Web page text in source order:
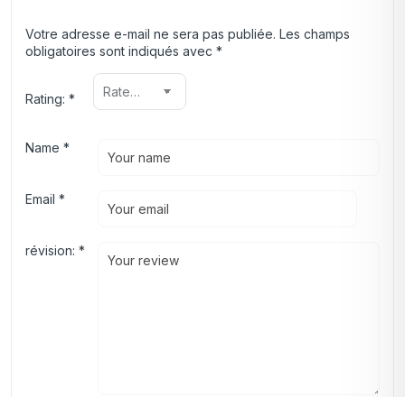
Votre adresse e-mail ne sera pas publiée. Les champs
obligatoires sont indiqués avec *
Rating: *
révision: *
Name *
Email *